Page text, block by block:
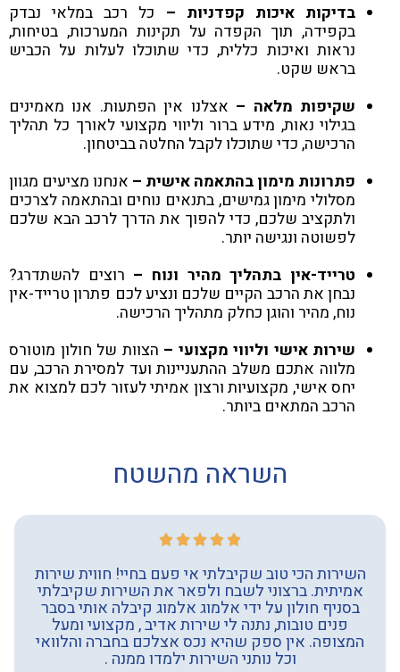
בדיקות איכות קפדניות – כל רכב במלאי נבדק
בקפידה, תוך הקפדה על תקינות המערכות, בטיחות,
נראות ואיכות כללית, כדי שתוכלו לעלות על הכביש
בראש שקט.
שקיפות מלאה – אצלנו אין הפתעות. אנו מאמינים
בגילוי נאות, מידע ברור וליווי מקצועי לאורך כל תהליך
הרכישה, כדי שתוכלו לקבל החלטה בביטחון.
פתרונות מימון בהתאמה אישית – אנחנו מציעים מגוון
מסלולי מימון גמישים, בתנאים נוחים ובהתאמה לצרכים
ולתקציב שלכם, כדי להפוך את הדרך לרכב הבא שלכם
לפשוטה ונגישה יותר.
טרייד-אין בתהליך מהיר ונוח – רוצים להשתדרג?
נבחן את הרכב הקיים שלכם ונציע לכם פתרון טרייד-אין
נוח, מהיר והוגן כחלק מתהליך הרכישה.
שירות אישי וליווי מקצועי – הצוות של חולון מוטורס
מלווה אתכם משלב ההתעניינות ועד למסירת הרכב, עם
יחס אישי, מקצועיות ורצון אמיתי לעזור לכם למצוא את
הרכב המתאים ביותר.
השראה מהשטח
השירות הכי טוב שקיבלתי אי פעם בחיי! חווית שירות
אמיתית. ברצוני לשבח ולפאר את השירות שקיבלתי
בסניף חולון על ידי אלמוג אלמוג קיבלה אותי בסבר
פנים טובות, נתנה לי שירות אדיב , מקצועי ומעל
המצופה. אין ספק שהיא נכס אצלכם בחברה והלוואי
וכל נותני השירות ילמדו ממנה .